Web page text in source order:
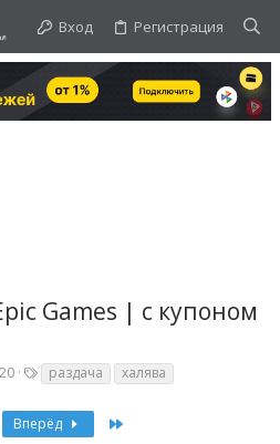
Вход Регистрация
Games | с купоном
Т
е
и
раздача халява
Вперёд